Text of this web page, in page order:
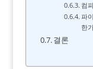
컴
파
한
결론